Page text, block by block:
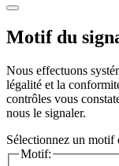
Motif du
Nous effectuons
légalité et la
contrôles vous
nous le signaler.
Sélectionnez un motif
Motif: